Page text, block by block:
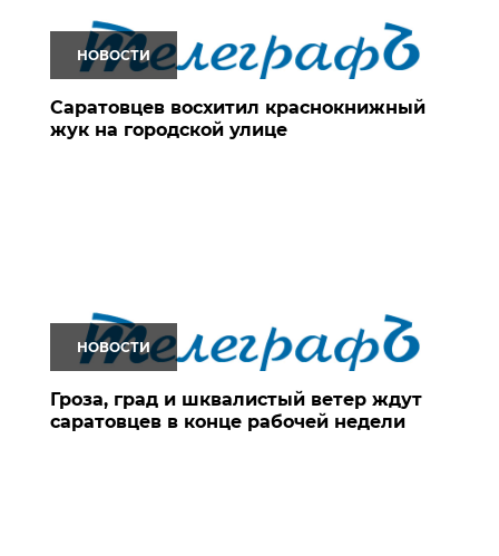
НОВОСТИ
Саратовцев восхитил краснокнижный
жук на городской улице
НОВОСТИ
Гроза, град и шквалистый ветер ждут
саратовцев в конце рабочей недели